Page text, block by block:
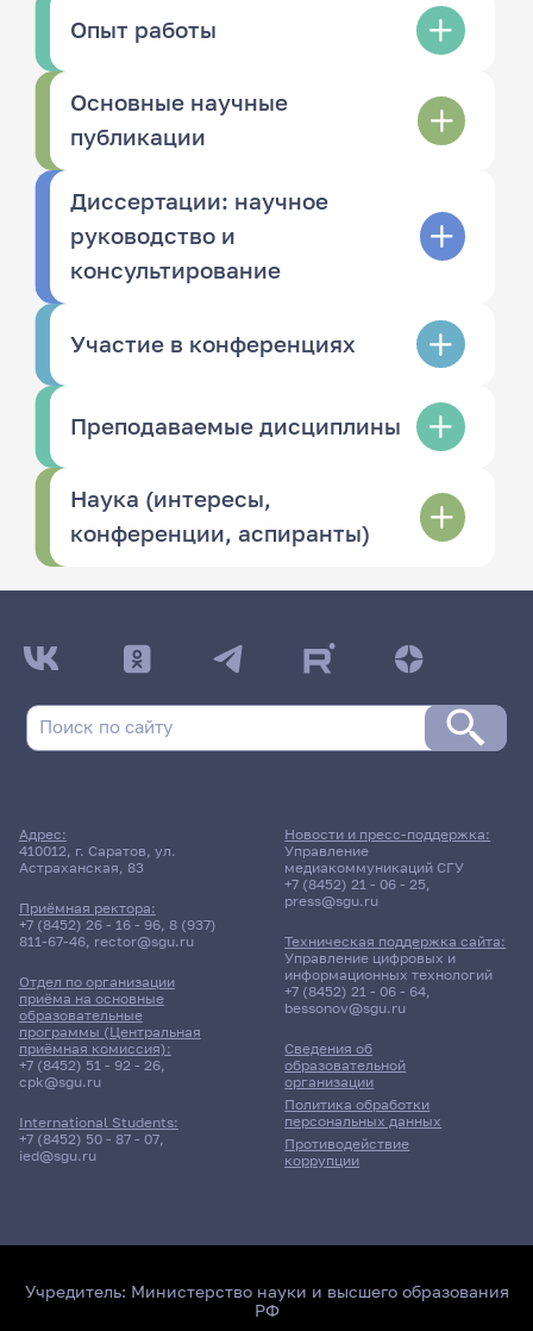
Опыт работы
Основные научные
публикации
Диссертации: научное
руководство и
консультирование
Участие в конференциях
Преподаваемые дисциплины
Наука (интересы,
конференции, аспиранты)
Адрес:
410012, г. Саратов, ул.
Астраханская, 83
Приёмная ректора:
+7 (8452) 26 - 16 - 96, 8 (937)
811-67-46, rector@sgu.ru
Отдел по организации
приёма на основные
образовательные
программы (Центральная
приёмная комиссия):
+7 (8452) 51 - 92 - 26,
cpk@sgu.ru
International Students:
+7 (8452) 50 - 87 - 07,
ied@sgu.ru
Сведения об
образовательной
организации
Политика обработки
персональных данных
Противодействие
коррупции
Новости и пресс-поддержка:
Управление
медиакоммуникаций СГУ
+7 (8452) 21 - 06 - 25,
press@sgu.ru
Техническая поддержка сайта:
Управление цифровых и
информационных технологий
+7 (8452) 21 - 06 - 64,
bessonov@sgu.ru
Учредитель: Министерство науки и высшего образования
РФ